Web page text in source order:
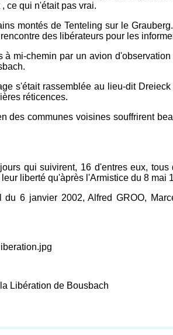
ce qui n'était pas vrai.
montés de Tenteling sur le
des libérateurs pour les
mi-chemin par un avion
s'était rassemblée au lieu-dit
réticences.
communes voisines souffrirent
qui suivirent, 16 d'entres eux,
liberté qu'àprès l'Armistice du 8 mai
6 janvier 2002, Alfred GROO,
Libération de Bousbach